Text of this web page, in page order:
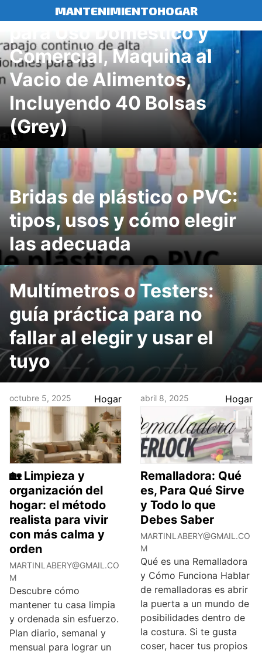
al
MANTENIMIENTOHOGAR
Envasadora al Vacío 4 en 1
para Uso Doméstico y
Comercial, Maquina al
Vacio de Alimentos,
Incluyendo 40 Bolsas
(Grey)
Bridas de plástico o PVC:
tipos, usos y cómo elegir
las adecuada
Multímetros o Testers:
guía práctica para no
fallar al elegir y usar el
tuyo
octubre 5, 2025 Hogar
🏡 Limpieza y
organización del
hogar: el método
realista para vivir
con más calma y
orden
MARTINLABERY@GMAIL.CO
M
Descubre cómo
mantener tu casa limpia
y ordenada sin esfuerzo.
Plan diario, semanal y
mensual para lograr un
abril 8, 2025 Hogar
Remalladora: Qué
es, Para Qué Sirve
y Todo lo que
Debes Saber
MARTINLABERY@GMAIL.CO
M
Qué es una Remalladora
y Cómo Funciona Hablar
de remalladoras es abrir
la puerta a un mundo de
posibilidades dentro de
la costura. Si te gusta
coser, hacer tus propios